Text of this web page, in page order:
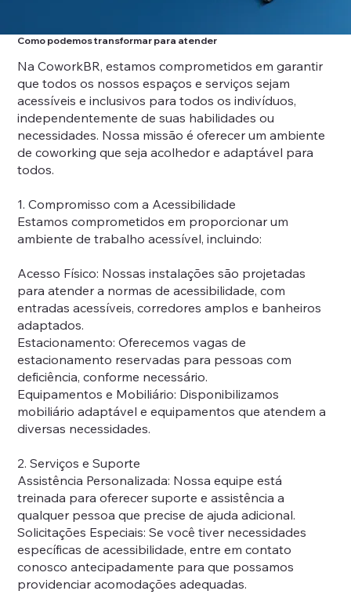
Como podemos transformar para atender
Na CoworkBR, estamos comprometidos em garantir
que todos os nossos espaços e serviços sejam
acessíveis e inclusivos para todos os indivíduos,
independentemente de suas habilidades ou
necessidades. Nossa missão é oferecer um ambiente
de coworking que seja acolhedor e adaptável para
todos.
1. Compromisso com a Acessibilidade
Estamos comprometidos em proporcionar um
ambiente de trabalho acessível, incluindo:
Acesso Físico: Nossas instalações são projetadas
para atender a normas de acessibilidade, com
entradas acessíveis, corredores amplos e banheiros
adaptados.
Estacionamento: Oferecemos vagas de
estacionamento reservadas para pessoas com
deficiência, conforme necessário.
Equipamentos e Mobiliário: Disponibilizamos
mobiliário adaptável e equipamentos que atendem a
diversas necessidades.
2. Serviços e Suporte
Assistência Personalizada: Nossa equipe está
treinada para oferecer suporte e assistência a
qualquer pessoa que precise de ajuda adicional.
Solicitações Especiais: Se você tiver necessidades
específicas de acessibilidade, entre em contato
conosco antecipadamente para que possamos
providenciar acomodações adequadas.